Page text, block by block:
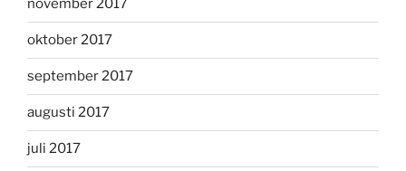
november 2017
oktober 2017
september 2017
augusti 2017
juli 2017